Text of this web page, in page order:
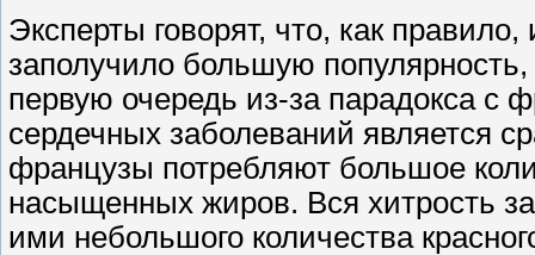
Эксперты говорят, что, как
заполучило большую популярность,
первую очередь из-за парадокса с
сердечных заболеваний является
французы потребляют большое
насыщенных жиров. Вся хитрость
ими небольшого количества